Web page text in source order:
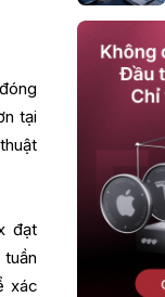
tại
đạt
tuần
xác